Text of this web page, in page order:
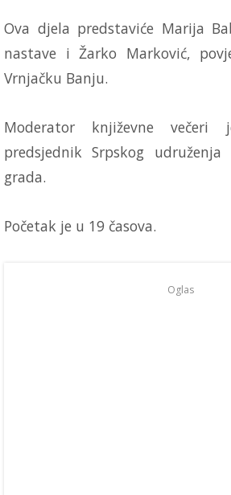
Ova djela predstaviće Marija
nastave i Žarko Marković,
Vrnjačku Banju.
Moderator književne večeri
predsjednik Srpskog udruženja
grada.
Početak je u 19 časova.
Oglas